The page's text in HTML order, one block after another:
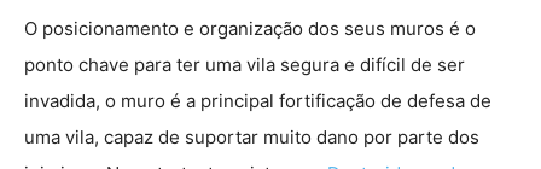
O posicionamento e organização dos seus muros é o
ponto chave para ter uma vila segura e difícil de ser
invadida, o muro é a principal fortificação de defesa de
uma vila, capaz de suportar muito dano por parte dos